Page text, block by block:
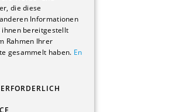
und Geschäfte
die diese
Informationen
ihnen bereitgestellt
Rahmen Ihrer
gesammelt haben. En